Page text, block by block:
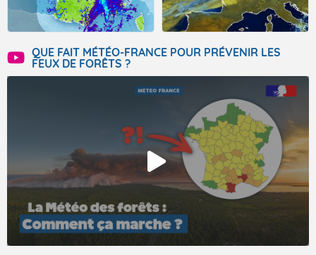
QUE FAIT MÉTÉO-FRANCE POUR PRÉVENIR LES
FEUX DE FORÊTS ?